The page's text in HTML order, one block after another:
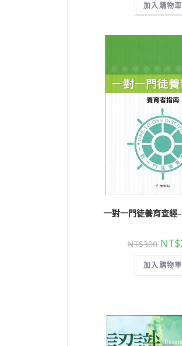
加入購物車
一對一門徒養育查經
NT$300 NT$
加入購物車